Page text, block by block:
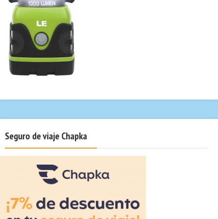
Seguro de viaje Chapka